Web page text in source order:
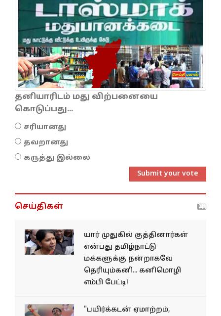
தனியாரிடம் மது விற்பனையை
கொடுப்பது...
சரியானது
தவறானது
கருத்து இல்லை
Submit your vote
செய்திகள்
யார் முதுகில் குத்தினார்கள்
என்பது தமிழ்நாட்டு
மக்களுக்கு நன்றாகவே
தெரியும்கனி... கனிமொழி
எம்பி பேட்டி!
"பயிர்க்கடன் ஏமாற்றம்,